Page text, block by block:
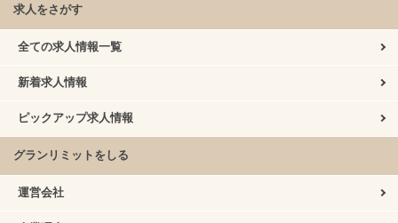
求人をさがす
全ての求人情報一覧
新着求人情報
ピックアップ求人情報
グランリミットをしる
運営会社